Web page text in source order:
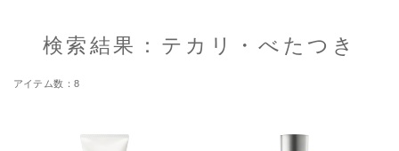
検索結果：テカリ・べたつき
8